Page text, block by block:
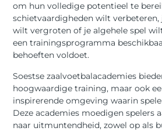
om hun volledige potentieel te
schietvaardigheden wilt
wilt vergroten of je algehele spel
een trainingsprogramma
behoeften voldoet.
Soestse zaalvoetbalacademies
hoogwaardige training, maar ook
inspirerende omgeving waarin
Deze academies moedigen spelers
naar uitmuntendheid, zowel op als